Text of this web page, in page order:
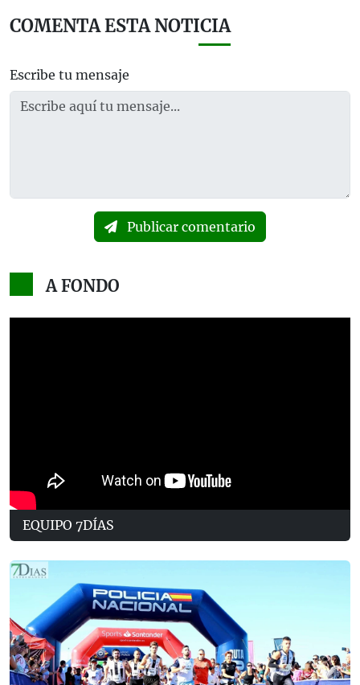
COMENTA ESTA NOTICIA
Escribe tu mensaje
Publicar comentario
A FONDO
EQUIPO 7DÍAS